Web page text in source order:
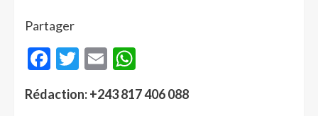
Partager
Facebook
Twitter
Email
Rédaction: +243 817 406 088